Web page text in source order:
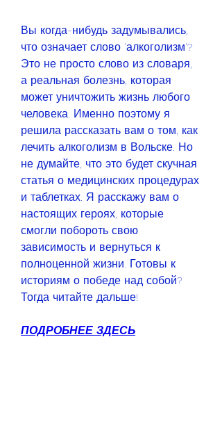
Вы когда-нибудь задумывались,
что означает слово 'алкоголизм'?
Это не просто слово из словаря,
а реальная болезнь, которая
может уничтожить жизнь любого
человека. Именно поэтому я
решила рассказать вам о том, как
лечить алкоголизм в Вольске. Но
не думайте, что это будет скучная
статья о медицинских процедурах
и таблетках. Я расскажу вам о
настоящих героях, которые
смогли побороть свою
зависимость и вернуться к
полноценной жизни. Готовы к
историям о победе над собой?
Тогда читайте дальше!
ПОДРОБНЕЕ ЗДЕСЬ